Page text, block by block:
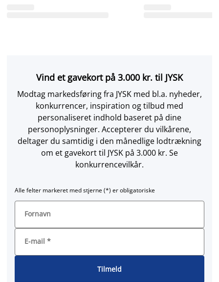
Vind et gavekort på 3.000 kr. til JYSK
Modtag markedsføring fra JYSK med bl.a. nyheder,
konkurrencer, inspiration og tilbud med
personaliseret indhold baseret på dine
personoplysninger. Accepterer du vilkårene,
deltager du samtidig i den månedlige lodtrækning
om et gavekort til JYSK på 3.000 kr. Se
konkurrencevilkår.
Alle felter markeret med stjerne (*) er obligatoriske
Fornavn
E-mail *
Tilmeld